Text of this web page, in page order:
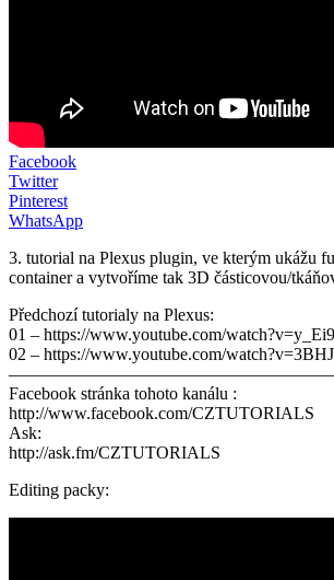
Facebook
Twitter
Pinterest
WhatsApp
3. tutorial na Plexus plugin, ve kterým ukážu
container a vytvoříme tak 3D částicovou/
Předchozí tutorialy na Plexus:
01 – https://www.youtube.com/
02 – https://www.youtube.com/
Facebook stránka tohoto kanálu :
http://www.facebook.com/CZTUTORIALS
Ask:
http://ask.fm/CZTUTORIALS
Editing packy: